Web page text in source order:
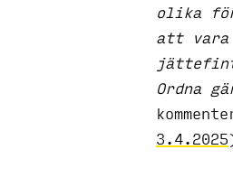
olika
att vara
Ordna
3.4.2025